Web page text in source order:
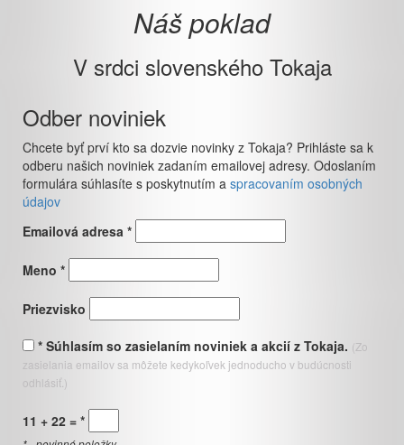
Náš poklad
V srdci slovenského Tokaja
Odber noviniek
Chcete byť prví kto sa dozvie novinky z Tokaja? Prihláste sa k
odberu našich noviniek zadaním emailovej adresy. Odoslaním
formulára súhlasíte s poskytnutím a spracovaním osobných
údajov
Emailová adresa *
Meno *
Priezvisko
* Súhlasím so zasielaním noviniek a akcií z Tokaja. (Zo
zasielania emailov sa môžete kedykoľvek jednoducho v budúcnosti
odhlásiť.)
11 + 22 = *